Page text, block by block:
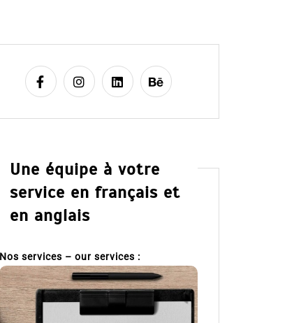
Une équipe à votre
service en français et
en anglais
Nos services – our services :